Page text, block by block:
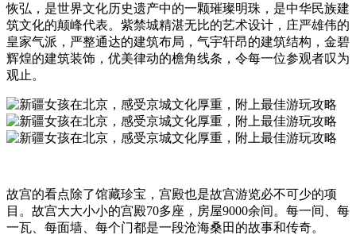
恢弘，是世界文化历史遗产中的一颗璀璨明珠，是中华民族建
筑文化的颠峰代表。紫禁城精湛无比的艺术设计，庄严雄伟的
皇家气派，严整通达的建筑布局，气宇轩昂的建筑结构，金碧
辉煌的建筑装饰，优美律动的檐角线条，令每一位参观者叹为
观止。
故宫的看点除了馆藏珍宝，宫殿也是故宫游览必不可少的项
目。故宫大大小小的宫殿70多座，房屋9000余间。每一间、每
一瓦、每面墙、每个门都是一段沧海桑田的故事和传奇。